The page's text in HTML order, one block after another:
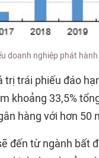
doanh nghiệp phát
trị trái phiếu đáo
khoảng 33,5%
hàng với hơn 50
đến từ ngành bất